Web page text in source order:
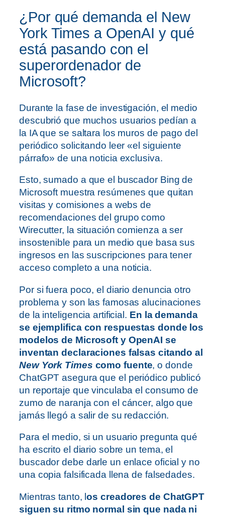
¿Por qué demanda el New
York Times a OpenAI y qué
está pasando con el
superordenador de
Microsoft?
Durante la fase de investigación, el medio
descubrió que muchos usuarios pedían a
la IA que se saltara los muros de pago del
periódico solicitando leer «el siguiente
párrafo» de una noticia exclusiva.
Esto, sumado a que el buscador Bing de
Microsoft muestra resúmenes que quitan
visitas y comisiones a webs de
recomendaciones del grupo como
Wirecutter, la situación comienza a ser
insostenible para un medio que basa sus
ingresos en las suscripciones para tener
acceso completo a una noticia.
Por si fuera poco, el diario denuncia otro
problema y son las famosas alucinaciones
de la inteligencia artificial. En la demanda
se ejemplifica con respuestas donde los
modelos de Microsoft y OpenAI se
inventan declaraciones falsas citando al
New York Times como fuente, o donde
ChatGPT asegura que el periódico publicó
un reportaje que vinculaba el consumo de
zumo de naranja con el cáncer, algo que
jamás llegó a salir de su redacción.
Para el medio, si un usuario pregunta qué
ha escrito el diario sobre un tema, el
buscador debe darle un enlace oficial y no
una copia falsificada llena de falsedades.
Mientras tanto, los creadores de ChatGPT
siguen su ritmo normal sin que nada ni